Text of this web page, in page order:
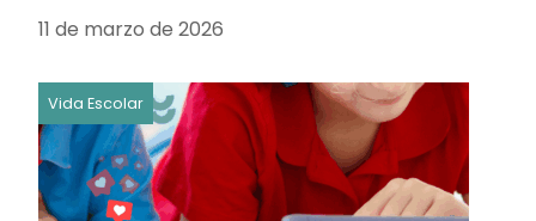
11 de marzo de 2026
Vida Escolar